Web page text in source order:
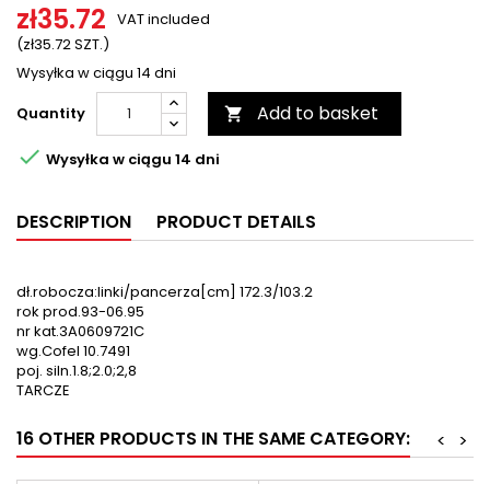
zł35.72
(zł35.72 SZT.)
VAT included
Wysyłka w ciągu 14 dni
Quantity
 Add to basket
 Wysyłka w ciągu 14 dni
DESCRIPTION PRODUCT DETAILS
dł.robocza:linki/pancerza[cm] 172.3/103.2
rok prod.93-06.95
nr kat.3A0609721C
wg.Cofel 10.7491
poj. siln.1.8;2.0;2,8
TARCZE
16 OTHER PRODUCTS IN THE SAME CATEGORY: >
<